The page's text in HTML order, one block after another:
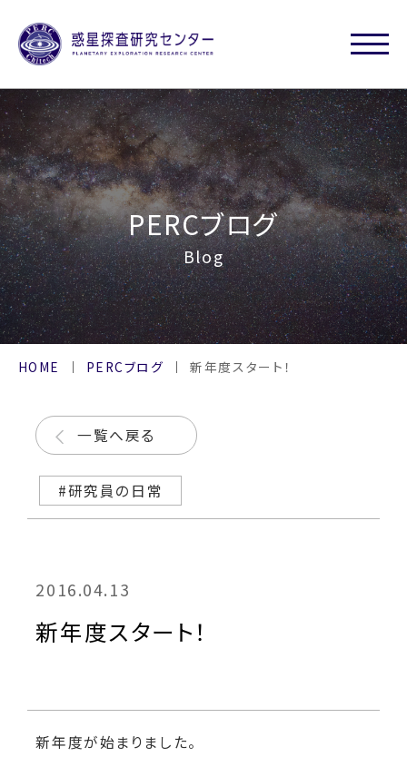
PERCブログ
Blog
HOME PERCブログ 新年度スタート！
一覧へ戻る
#研究員の日常
2016.04.13
新年度スタート！
新年度が始まりました。